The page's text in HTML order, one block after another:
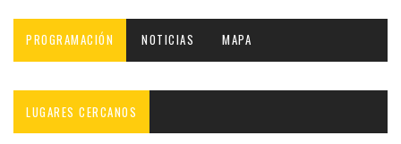
PROGRAMACIÓN NOTICIAS MAPA
LUGARES CERCANOS